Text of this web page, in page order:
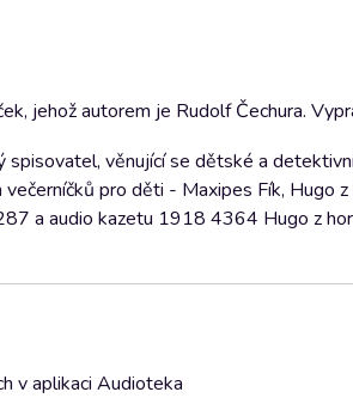
jehož autorem je Rudolf Čechura.
věnující se dětské a
pro děti - Maxipes Fík, Hugo z
a audio kazetu 1918 4364 Hugo z
v aplikaci Audioteka